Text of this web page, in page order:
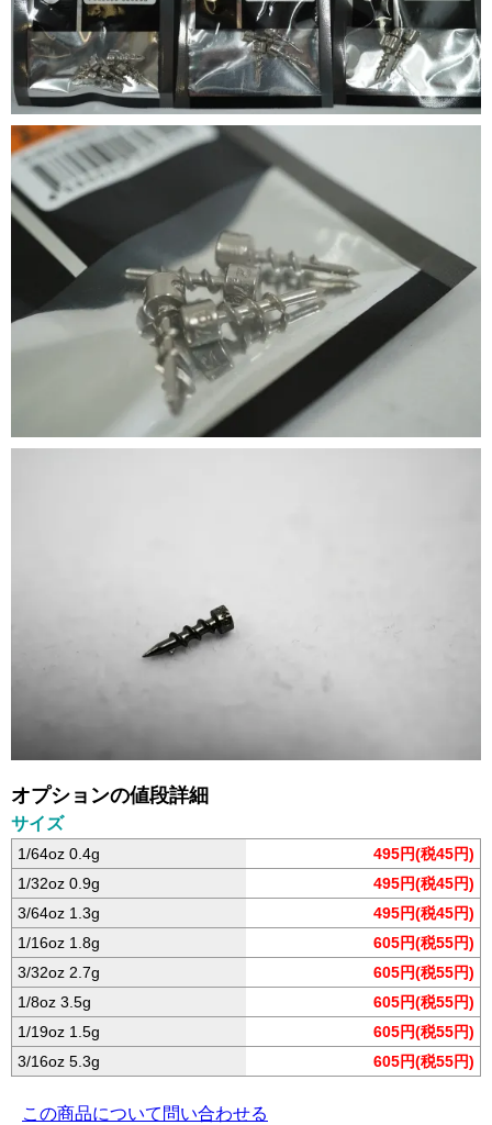
オプションの値段詳細
サイズ
1/64oz 0.4g
495円(税45円)
1/32oz 0.9g
495円(税45円)
3/64oz 1.3g
495円(税45円)
1/16oz 1.8g
605円(税55円)
3/32oz 2.7g
605円(税55円)
1/8oz 3.5g
605円(税55円)
1/19oz 1.5g
605円(税55円)
3/16oz 5.3g
605円(税55円)
この商品について問い合わせる